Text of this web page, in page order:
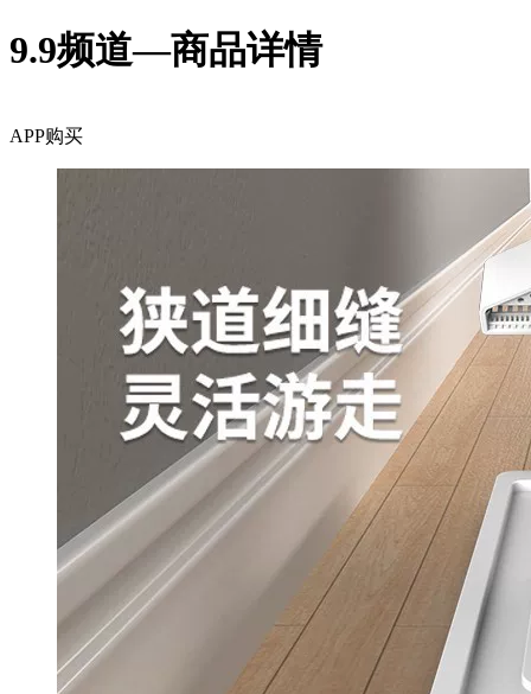
9.9频道—商品详情
APP购买